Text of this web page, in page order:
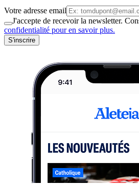
Votre adresse email
J'accepte de recevoir la newsletter.
confidentialité pour en savoir plus.
S'inscrire